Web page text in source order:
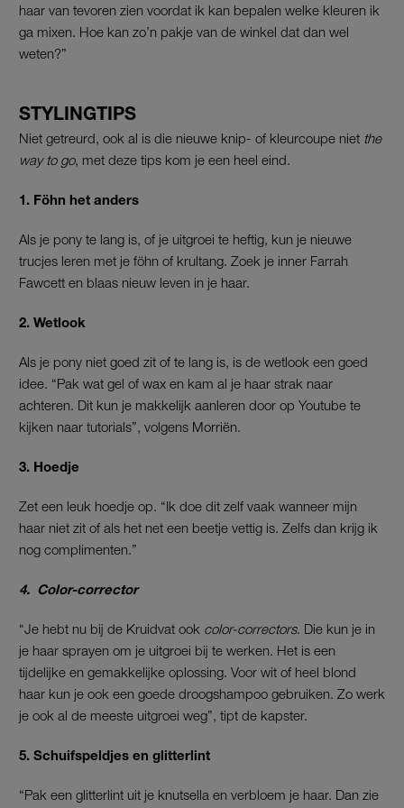
haar van tevoren zien voordat ik kan bepalen welke kleuren ik
ga mixen. Hoe kan zo’n pakje van de winkel dat dan wel
weten?”
STYLINGTIPS
Niet getreurd, ook al is die nieuwe knip- of kleurcoupe niet the
way to go, met deze tips kom je een heel eind.
1. Föhn het anders
Als je pony te lang is, of je uitgroei te heftig, kun je nieuwe
trucjes leren met je föhn of krultang. Zoek je inner Farrah
Fawcett en blaas nieuw leven in je haar.
2. Wetlook
Als je pony niet goed zit of te lang is, is de wetlook een goed
idee. “Pak wat gel of wax en kam al je haar strak naar
achteren. Dit kun je makkelijk aanleren door op Youtube te
kijken naar tutorials”, volgens Morriën.
3. Hoedje
Zet een leuk hoedje op. “Ik doe dit zelf vaak wanneer mijn
haar niet zit of als het net een beetje vettig is. Zelfs dan krijg ik
nog complimenten.”
4. Color-corrector
“Je hebt nu bij de Kruidvat ook color-correctors. Die kun je in
je haar sprayen om je uitgroei bij te werken. Het is een
tijdelijke en gemakkelijke oplossing. Voor wit of heel blond
haar kun je ook een goede droogshampoo gebruiken. Zo werk
je ook al de meeste uitgroei weg”, tipt de kapster.
5. Schuifspeldjes en glitterlint
“Pak een glitterlint uit je knutsella en verbloem je haar. Dan zie